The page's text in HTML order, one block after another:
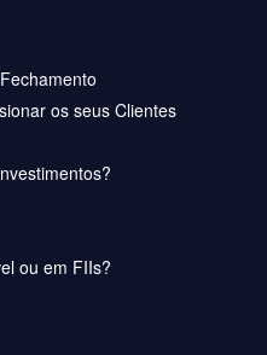
os seus Clientes
ou em FIIs?